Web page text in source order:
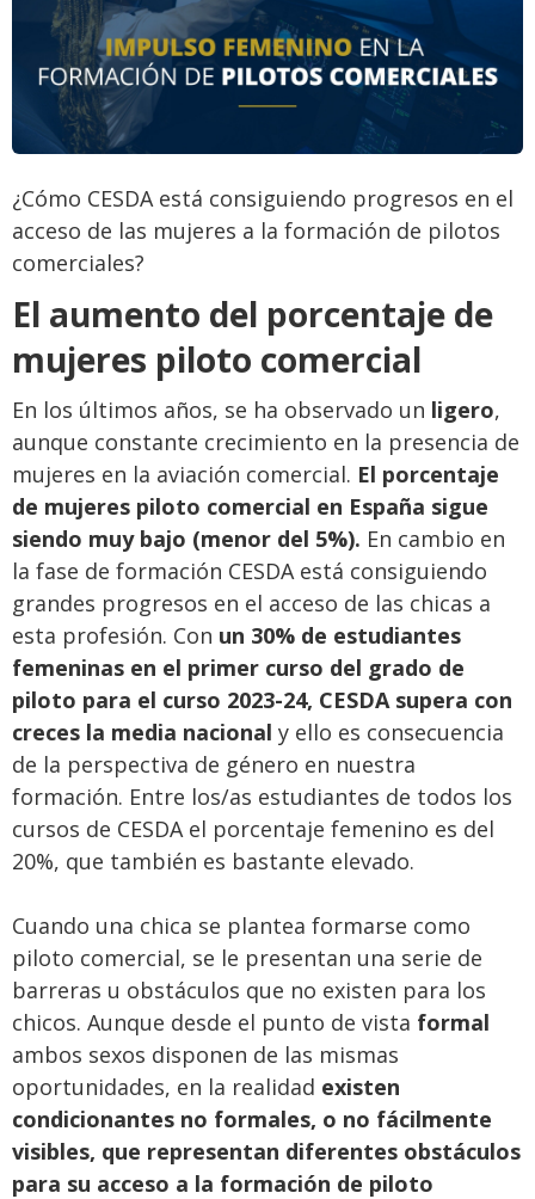
¿Cómo CESDA está consiguiendo progresos en el
acceso de las mujeres a la formación de pilotos
comerciales?
El aumento del porcentaje de
mujeres piloto comercial
En los últimos años, se ha observado un ligero,
aunque constante crecimiento en la presencia de
mujeres en la aviación comercial. El porcentaje
de mujeres piloto comercial en España sigue
siendo muy bajo (menor del 5%). En cambio en
la fase de formación CESDA está consiguiendo
grandes progresos en el acceso de las chicas a
esta profesión. Con un 30% de estudiantes
femeninas en el primer curso del grado de
piloto para el curso 2023-24, CESDA supera con
creces la media nacional y ello es consecuencia
de la perspectiva de género en nuestra
formación. Entre los/as estudiantes de todos los
cursos de CESDA el porcentaje femenino es del
20%, que también es bastante elevado.
Cuando una chica se plantea formarse como
piloto comercial, se le presentan una serie de
barreras u obstáculos que no existen para los
chicos. Aunque desde el punto de vista formal
ambos sexos disponen de las mismas
oportunidades, en la realidad existen
condicionantes no formales, o no fácilmente
visibles, que representan diferentes obstáculos
para su acceso a la formación de piloto